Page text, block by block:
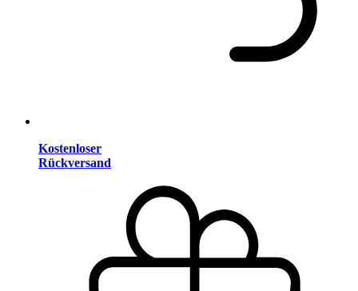
Kostenloser
Rückversand